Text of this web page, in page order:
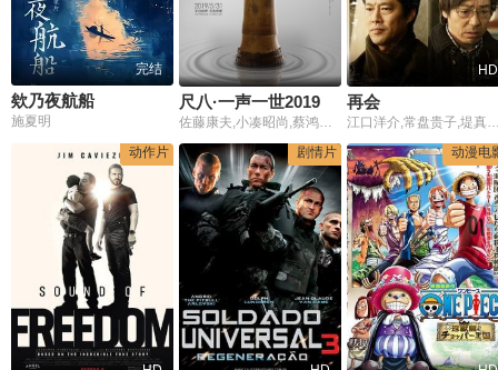
完结
欸乃夜航船
施夏明
尺八·一声一世2019
佐藤康夫,小凑昭尚,蔡鸿文,徐浩鹏,海山
HD
再会
江口洋介,常盘贵子,堤真一,香川照之,长泽雅美,北村有起哉,神保悟志,加
动作片
剧情片 动漫电